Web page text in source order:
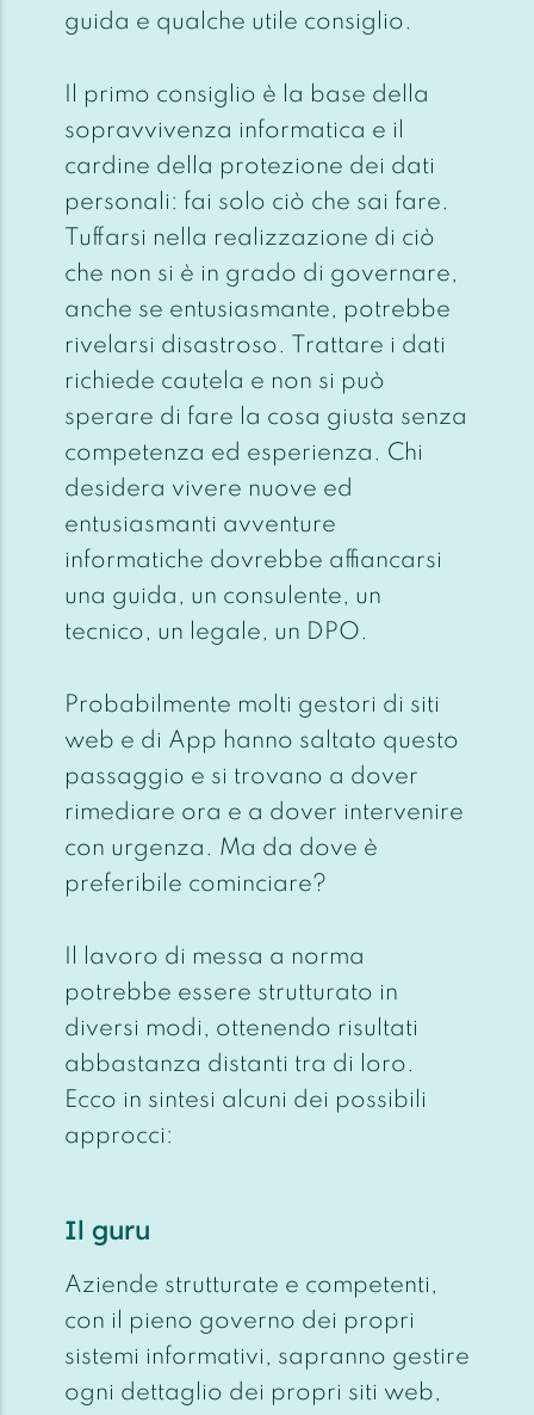
guida e qualche utile consiglio.
Il primo consiglio è la base della
sopravvivenza informatica e il
cardine della protezione dei dati
personali: fai solo ciò che sai fare.
Tuffarsi nella realizzazione di ciò
che non si è in grado di governare,
anche se entusiasmante, potrebbe
rivelarsi disastroso. Trattare i dati
richiede cautela e non si può
sperare di fare la cosa giusta senza
competenza ed esperienza. Chi
desidera vivere nuove ed
entusiasmanti avventure
informatiche dovrebbe affiancarsi
una guida, un consulente, un
tecnico, un legale, un DPO.
Probabilmente molti gestori di siti
web e di App hanno saltato questo
passaggio e si trovano a dover
rimediare ora e a dover intervenire
con urgenza. Ma da dove è
preferibile cominciare?
Il lavoro di messa a norma
potrebbe essere strutturato in
diversi modi, ottenendo risultati
abbastanza distanti tra di loro.
Ecco in sintesi alcuni dei possibili
approcci:
Il guru
Aziende strutturate e competenti,
con il pieno governo dei propri
sistemi informativi, sapranno gestire
ogni dettaglio dei propri siti web,